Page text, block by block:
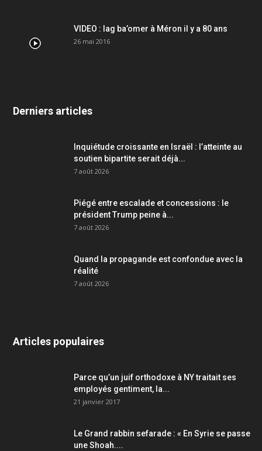
VIDEO : lag ba’omer à Méron il y a 80 ans
26 mai 2016
Derniers articles
Inquiétude croissante en Israël : l’atteinte au
soutien bipartite serait déjà...
7 août 2026
Piégé entre escalade et concessions : le
président Trump peine à...
7 août 2026
Quand la propagande est confondue avec la
réalité
7 août 2026
Articles populaires
Parce qu’un juif orthodoxe à NY traitait ses
employés gentiment, la...
21 janvier 2017
Le Grand rabbin sefarade : « En Syrie se passe
une Shoah....